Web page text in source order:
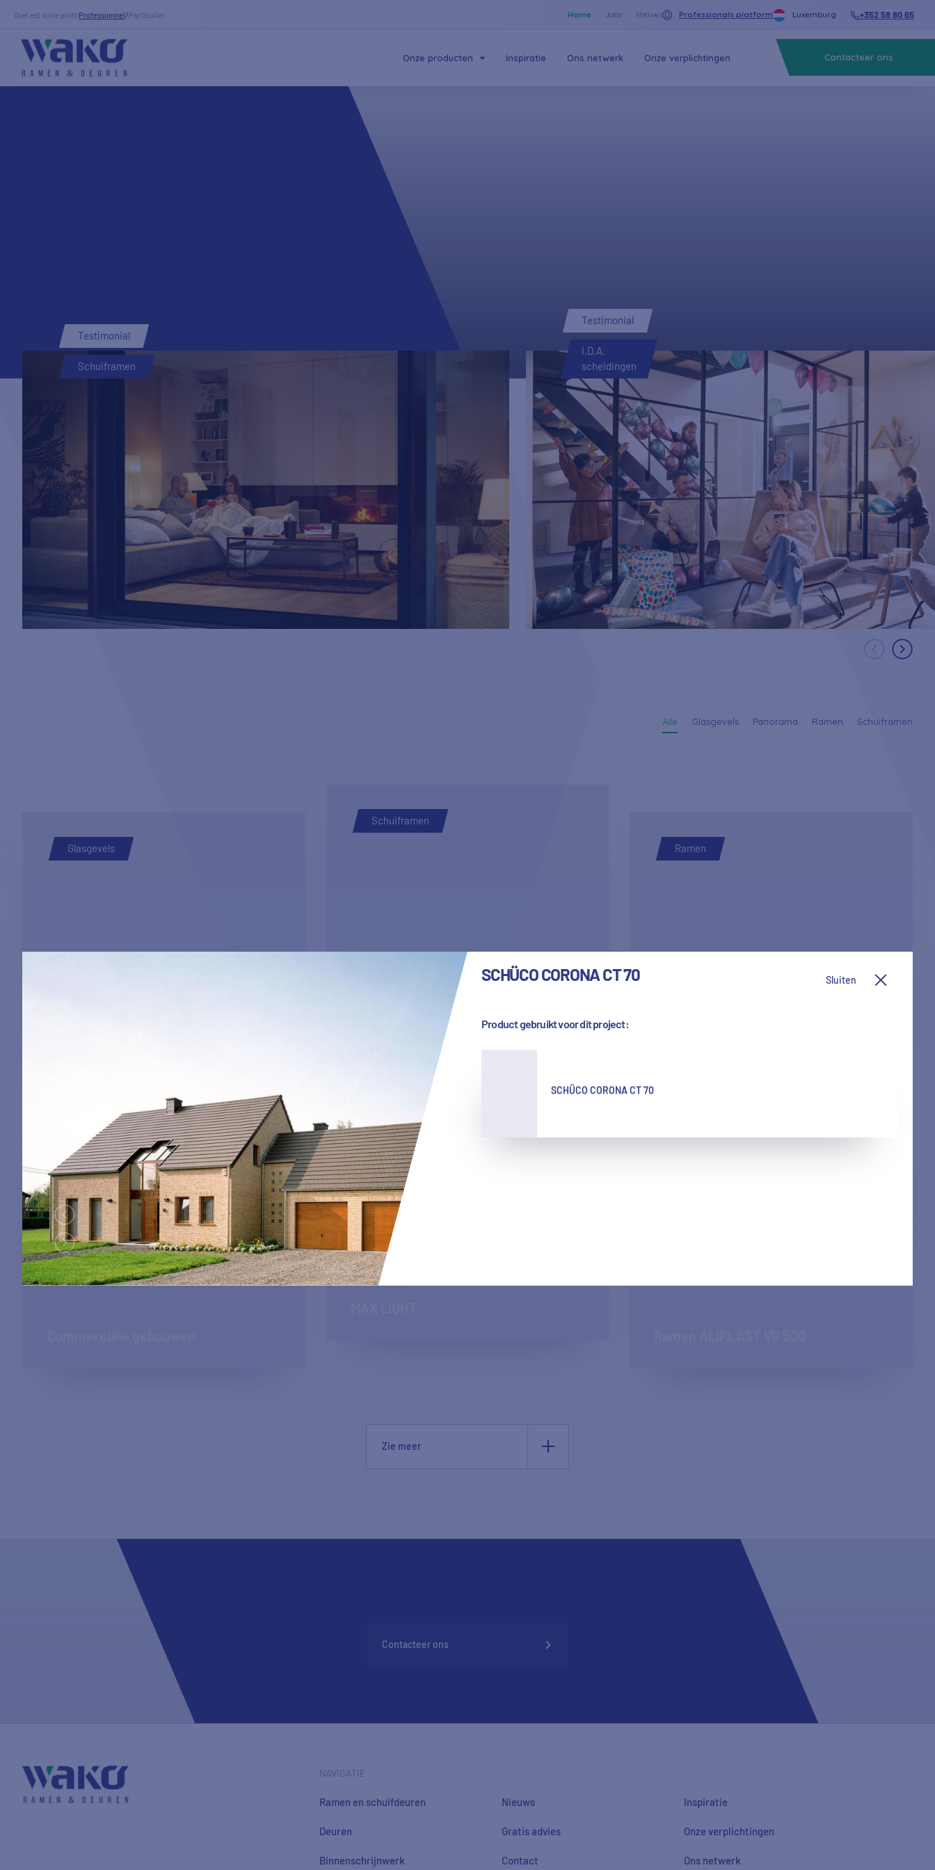
Quel est votre profilProfessionnel/Particulier Home Jobs Nieuws Professionals platform Luxemburg +352 58 80 65
Onze producten Inspiratie Ons netwerk Onze verplichtingen Contacteer ons
Testimonial
Schuiframen
Testimonial
I.D.A.
scheidingen
Alle Glasgevels Panorama Ramen Schuiframen
Glasgevels
Schuiframen
ALIPLAST STAR 75I
Ramen
Panorama Schuiframen
Zie meer
Contacteer ons
NAVIGATIE
Ramen en schuifdeuren
Deuren
Binnenschrijnwerk
Nieuws
Gratis advies
Contact
Inspiratie
Onze verplichtingen
Ons netwerk
SCHÜCO CORONA CT 70
Product gebruikt voor dit project:
SCHÜCO CORONA CT 70
Sluiten